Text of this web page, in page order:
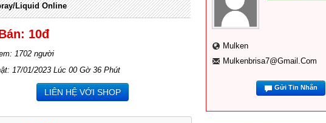
liquid Online
10đ
1702 người
17/01/2023 Lúc 00 Gờ 36 Phút
LIÊN HỆ VỚI SHOP
Mulken
Mulkenbrisa7@gmail.com
Gửi Tin Nhắn